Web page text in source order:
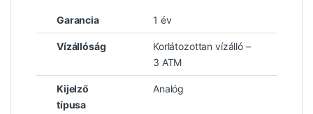
Garancia 1 év
Vízállóság
Korlátozottan vízálló –
3 ATM
Kijelző
típusa
Analóg